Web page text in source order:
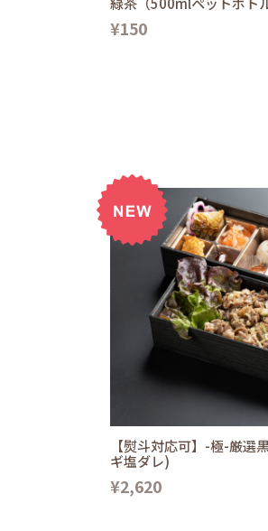
¥150
【熨斗対応可】-極-厳選
ギ塩ダレ)
¥2,620